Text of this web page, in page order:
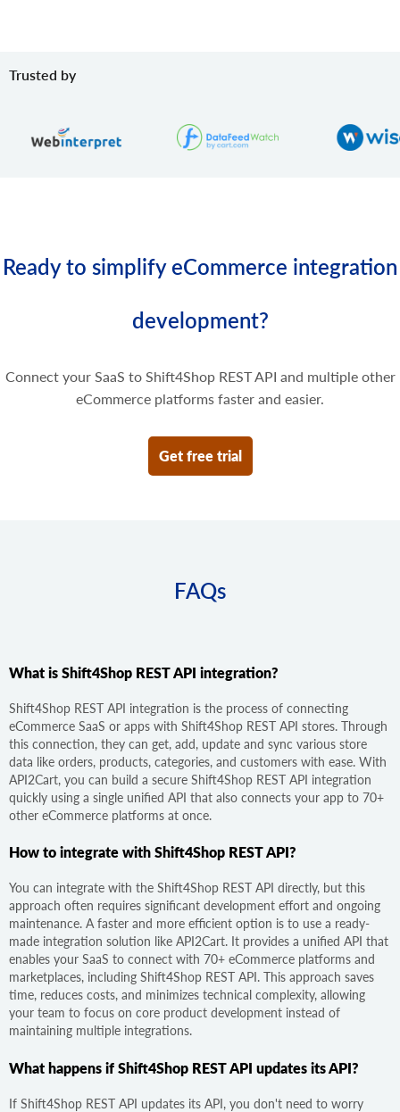
Bild vom Produkt löschen
Preise zur Produktvariante hinzufügen.
product.variant.price.update
Trusted by
Ready to simplify eCommerce integration
development?
Connect your SaaS to Shift4Shop REST API and multiple other
eCommerce platforms faster and easier.
Get free trial
FAQs
What is Shift4Shop REST API integration?
Shift4Shop REST API integration is the process of connecting
eCommerce SaaS or apps with Shift4Shop REST API stores. Through
this connection, they can get, add, update and sync various store
data like orders, products, categories, and customers with ease. With
API2Cart, you can build a secure Shift4Shop REST API integration
quickly using a single unified API that also connects your app to 70+
other eCommerce platforms at once.
How to integrate with Shift4Shop REST API?
You can integrate with the Shift4Shop REST API directly, but this
approach often requires significant development effort and ongoing
maintenance. A faster and more efficient option is to use a ready-
made integration solution like API2Cart. It provides a unified API that
enables your SaaS to connect with 70+ eCommerce platforms and
marketplaces, including Shift4Shop REST API. This approach saves
time, reduces costs, and minimizes technical complexity, allowing
your team to focus on core product development instead of
maintaining multiple integrations.
What happens if Shift4Shop REST API updates its API?
If Shift4Shop REST API updates its API, you don't need to worry